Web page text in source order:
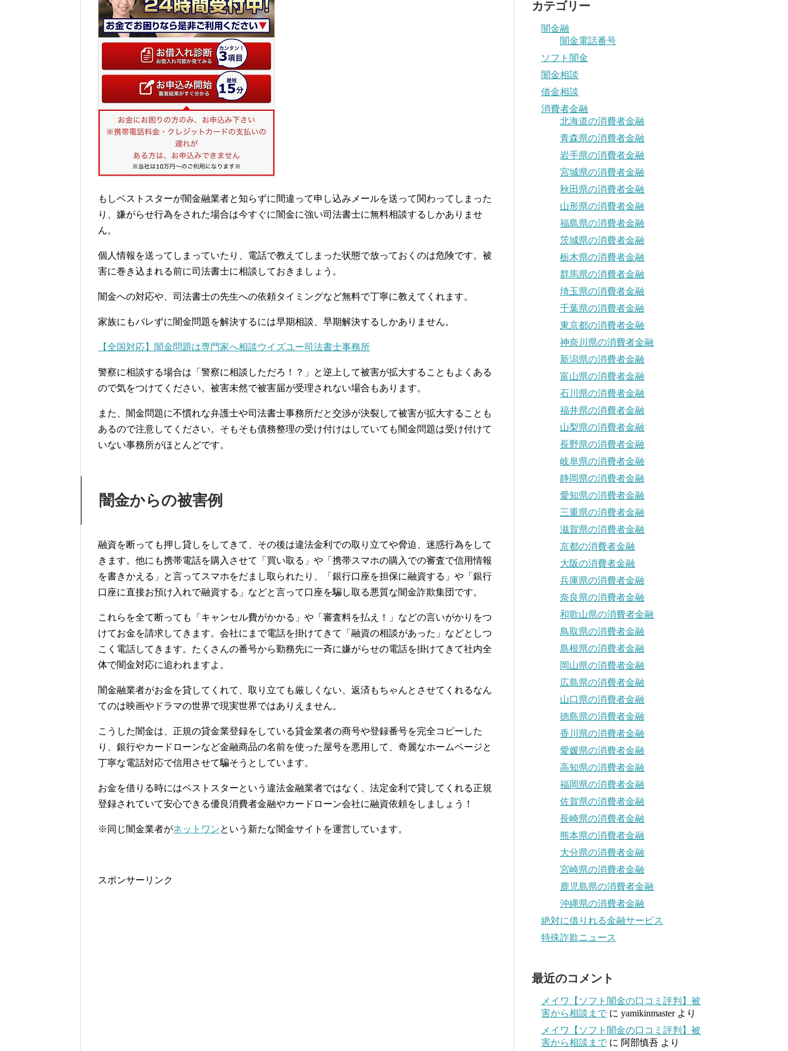
もしベストスターが闇金融業者と知らずに間違って申し込みメールを送って関わってしまった
り、嫌がらせ行為をされた場合は今すぐに闇金に強い司法書士に無料相談するしかありませ
ん。
個人情報を送ってしまっていたり、電話で教えてしまった状態で放っておくのは危険です。被
害に巻き込まれる前に司法書士に相談しておきましょう。
闇金への対応や、司法書士の先生への依頼タイミングなど無料で丁寧に教えてくれます。
家族にもバレずに闇金問題を解決するには早期相談、早期解決するしかありません。
【全国対応】闇金問題は専門家へ相談ウイズユー司法書士事務所
警察に相談する場合は「警察に相談しただろ！？」と逆上して被害が拡大することもよくある
ので気をつけてください。被害未然で被害届が受理されない場合もあります。
また、闇金問題に不慣れな弁護士や司法書士事務所だと交渉が決裂して被害が拡大することも
あるので注意してください。そもそも債務整理の受け付けはしていても闇金問題は受け付けて
いない事務所がほとんどです。
闇金からの被害例
融資を断っても押し貸しをしてきて、その後は違法金利での取り立てや脅迫、迷惑行為をして
きます。他にも携帯電話を購入させて「買い取る」や「携帯スマホの購入での審査で信用情報
を書きかえる」と言ってスマホをだまし取られたり、「銀行口座を担保に融資する」や「銀行
口座に直接お預け入れで融資する」などと言って口座を騙し取る悪質な闇金詐欺集団です。
これらを全て断っても「キャンセル費がかかる」や「審査料を払え！」などの言いがかりをつ
けてお金を請求してきます。会社にまで電話を掛けてきて「融資の相談があった」などとしつ
こく電話してきます。たくさんの番号から勤務先に一斉に嫌がらせの電話を掛けてきて社内全
体で闇金対応に追われますよ。
闇金融業者がお金を貸してくれて、取り立ても厳しくない、返済もちゃんとさせてくれるなん
てのは映画やドラマの世界で現実世界ではありえません。
こうした闇金は、正規の貸金業登録をしている貸金業者の商号や登録番号を完全コピーした
り、銀行やカードローンなど金融商品の名前を使った屋号を悪用して、奇麗なホームページと
丁寧な電話対応で信用させて騙そうとしています。
お金を借りる時にはベストスターという違法金融業者ではなく、法定金利で貸してくれる正規
登録されていて安心できる優良消費者金融やカードローン会社に融資依頼をしましょう！
※同じ闇金業者がネットワンという新たな闇金サイトを運営しています。
スポンサーリンク
カテゴリー
闇金融
闇金電話番号
ソフト闇金
闇金相談
借金相談
消費者金融
北海道の消費者金融
青森県の消費者金融
岩手県の消費者金融
宮城県の消費者金融
秋田県の消費者金融
山形県の消費者金融
福島県の消費者金融
茨城県の消費者金融
栃木県の消費者金融
群馬県の消費者金融
埼玉県の消費者金融
千葉県の消費者金融
東京都の消費者金融
神奈川県の消費者金融
新潟県の消費者金融
富山県の消費者金融
石川県の消費者金融
福井県の消費者金融
山梨県の消費者金融
長野県の消費者金融
岐阜県の消費者金融
静岡県の消費者金融
愛知県の消費者金融
三重県の消費者金融
滋賀県の消費者金融
京都の消費者金融
大阪の消費者金融
兵庫県の消費者金融
奈良県の消費者金融
和歌山県の消費者金融
鳥取県の消費者金融
島根県の消費者金融
岡山県の消費者金融
広島県の消費者金融
山口県の消費者金融
徳島県の消費者金融
香川県の消費者金融
愛媛県の消費者金融
高知県の消費者金融
福岡県の消費者金融
佐賀県の消費者金融
長崎県の消費者金融
熊本県の消費者金融
大分県の消費者金融
宮崎県の消費者金融
鹿児島県の消費者金融
沖縄県の消費者金融
絶対に借りれる金融サービス
特殊詐欺ニュース
最近のコメント
メイワ【ソフト闇金の口コミ評判】被
害から相談まで に yamikinmasterより
メイワ【ソフト闇金の口コミ評判】被
害から相談まで に 阿部慎吾 より